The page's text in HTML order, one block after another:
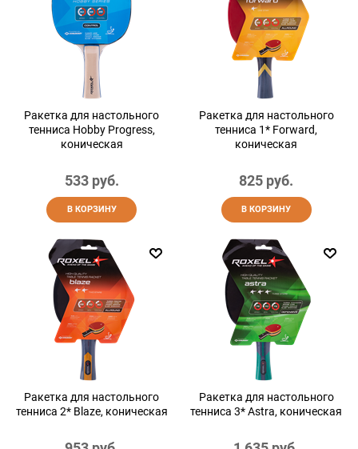
Ракетка для настольного
тенниса Hobby Progress,
коническая
533 руб.
В КОРЗИНУ
Ракетка для настольного
тенниса 1* Forward,
коническая
825 руб.
В КОРЗИНУ
Ракетка для настольного
тенниса 2* Blaze, коническая
Ракетка для настольного
тенниса 3* Astra, коническая